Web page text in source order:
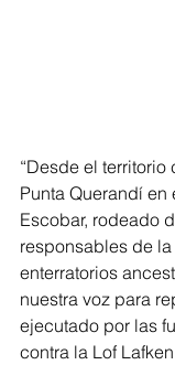
“Desde el
Punta Querandí
Escobar, rodeado
responsables de
enterratorios
nuestra voz para
ejecutado por las
contra la Lof